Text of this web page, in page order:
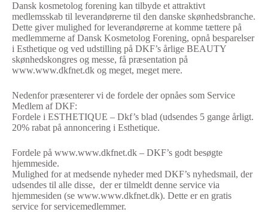
Dansk kosmetolog forening kan tilbyde et attraktivt
medlemsskab til leverandørerne til den danske skønhedsbranche.
Dette giver mulighed for leverandørerne at komme tættere på
medlemmerne af Dansk Kosmetolog Forening, opnå besparelser
i Esthetique og ved udstilling på DKF’s årlige BEAUTY
skønhedskongres og messe, få præsentation på
www.www.dkfnet.dk og meget, meget mere.
Nedenfor præsenterer vi de fordele der opnåes som Service
Medlem af DKF:
Fordele i ESTHETIQUE – Dkf’s blad (udsendes 5 gange årligt.
20% rabat på annoncering i Esthetique.
Fordele på www.www.dkfnet.dk – DKF’s godt besøgte
hjemmeside.
Mulighed for at medsende nyheder med DKF’s nyhedsmail, der
udsendes til alle disse, der er tilmeldt denne service via
hjemmesiden (se www.www.dkfnet.dk). Dette er en gratis
service for servicemedlemmer.